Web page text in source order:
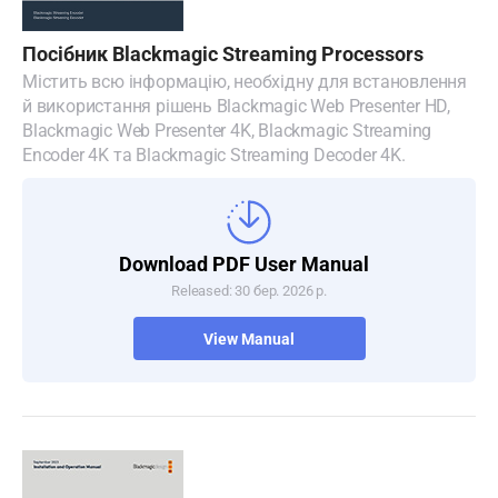
Denmark
Finland
France
Hong Kong SAR, China
Korea
Mexico
Посібник Blackmagic Streaming Processors
Містить всю інформацію, необхідну для встановлення
й використання рішень Blackmagic Web Presenter HD,
Blackmagic Web Presenter 4K, Blackmagic Streaming
Encoder 4K та Blackmagic Streaming Decoder 4K.
Download PDF User Manual
Released: 30 бер. 2026 р.
View Manual